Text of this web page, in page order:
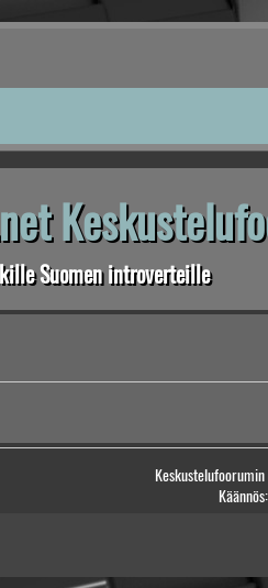
Suomen introverteille